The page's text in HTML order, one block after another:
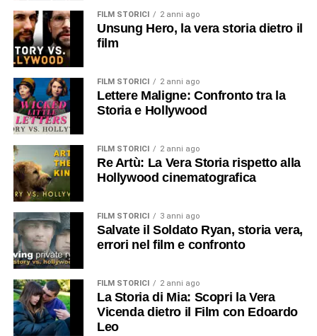
FILM STORICI 2 anni ago
Unsung Hero, la vera storia dietro il
film
FILM STORICI 2 anni ago
Lettere Maligne: Confronto tra la
Storia e Hollywood
FILM STORICI 2 anni ago
Re Artù: La Vera Storia rispetto alla
Hollywood cinematografica
FILM STORICI 3 anni ago
Salvate il Soldato Ryan, storia vera,
errori nel film e confronto
FILM STORICI 2 anni ago
La Storia di Mia: Scopri la Vera
Vicenda dietro il Film con Edoardo
Leo